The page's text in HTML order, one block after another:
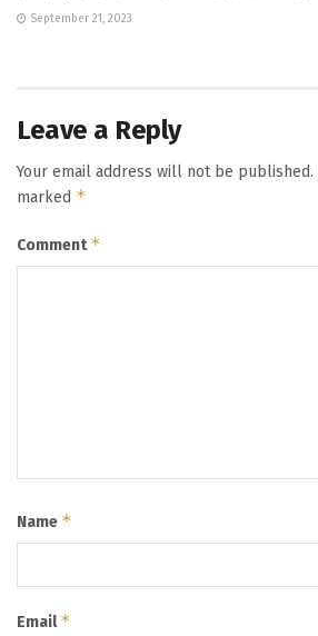
September 21, 2023
Leave a Reply
Your email address will not be published.
marked *
Comment*
Name *
Email*